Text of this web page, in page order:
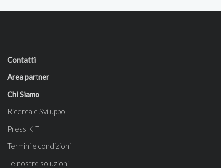
Contatti
Area partner
Chi Siamo
Ricerca e Sviluppo
Press KIT
Termini e condizioni
Le nostre soluzioni